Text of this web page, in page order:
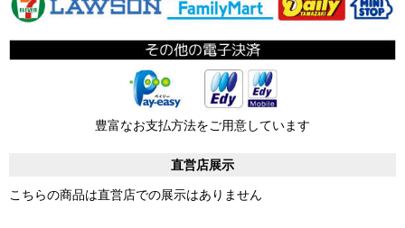
豊富なお支払方法をご用意しています
直営店展示
こちらの商品は直営店での展示はありません